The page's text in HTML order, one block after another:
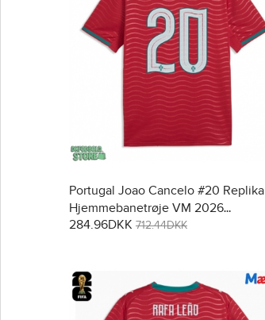
Portugal Joao Cancelo #20 Replika
Hjemmebanetrøje VM 2026
Kortærmet
284.96DKK 712.44DKK